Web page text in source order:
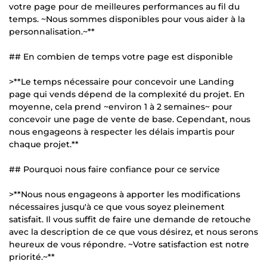
votre page pour de meilleures performances au fil du
temps. ~Nous sommes disponibles pour vous aider à la
personnalisation.~**
## En combien de temps votre page est disponible
>**Le temps nécessaire pour concevoir une Landing
page qui vends dépend de la complexité du projet. En
moyenne, cela prend ~environ 1 à 2 semaines~ pour
concevoir une page de vente de base. Cependant, nous
nous engageons à respecter les délais impartis pour
chaque projet.**
## Pourquoi nous faire confiance pour ce service
>**Nous nous engageons à apporter les modifications
nécessaires jusqu'à ce que vous soyez pleinement
satisfait. Il vous suffit de faire une demande de retouche
avec la description de ce que vous désirez, et nous serons
heureux de vous répondre. ~Votre satisfaction est notre
priorité.~**